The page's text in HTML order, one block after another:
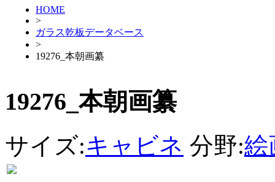
HOME
>
ガラス乾板データベース
>
19276_本朝画纂
19276_本朝画纂
サイズ:キャビネ 分野:絵